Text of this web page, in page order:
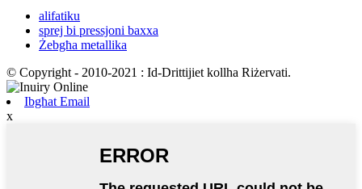
alifatiku
sprej bi pressjoni baxxa
Żebgħa metallika
© Copyright - 2010-2021 : Id-Drittijiet kollha Riżervati.
Ibgħat Email
x